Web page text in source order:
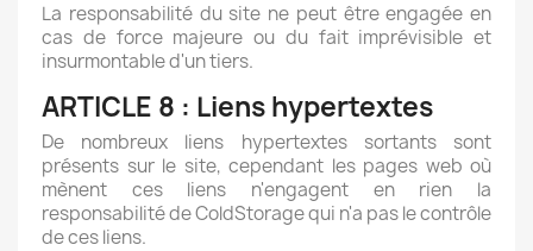
La responsabilité du site ne peut être engagée en
cas de force majeure ou du fait imprévisible et
insurmontable d'un tiers.
ARTICLE 8 : Liens hypertextes
De nombreux liens hypertextes sortants sont
présents sur le site, cependant les pages web où
mènent ces liens n'engagent en rien la
responsabilité de ColdStorage qui n'a pas le contrôle
de ces liens.